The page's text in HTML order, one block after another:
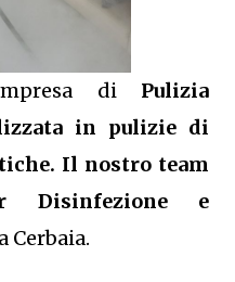
di Pulizia
in pulizie di
Il nostro team
Disinfezione e
Cerbaia.